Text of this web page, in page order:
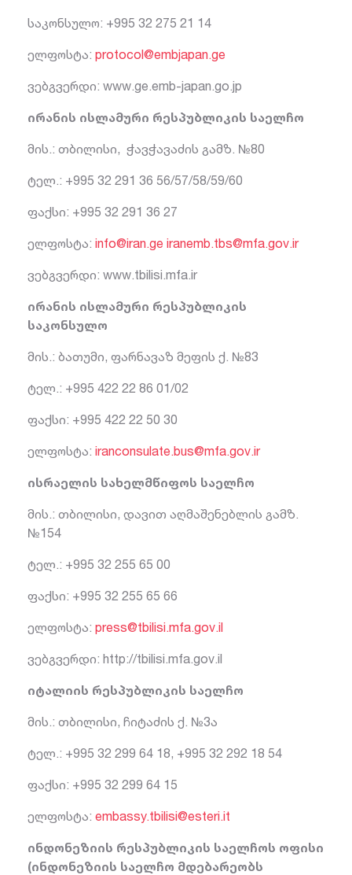
საკონსულო: +995 32 275 21 14
ელფოსტა: protocol@embjapan.ge
ვებგვერდი: www.ge.emb-japan.go.jp
ირანის ისლამური რესპუბლიკის საელჩო
მის.: თბილისი, ჭავჭავაძის გამზ. №80
ტელ.: +995 32 291 36 56/57/58/59/60
ფაქსი: +995 32 291 36 27
ელფოსტა: info@iran.ge iranemb.tbs@mfa.gov.ir
ვებგვერდი: www.tbilisi.mfa.ir
ირანის ისლამური რესპუბლიკის
საკონსულო
მის.: ბათუმი, ფარნავაზ მეფის ქ. №83
ტელ.: +995 422 22 86 01/02
ფაქსი: +995 422 22 50 30
ელფოსტა: iranconsulate.bus@mfa.gov.ir
ისრაელის სახელმწიფოს საელჩო
მის.: თბილისი, დავით აღმაშენებლის გამზ.
№154
ტელ.: +995 32 255 65 00
ფაქსი: +995 32 255 65 66
ელფოსტა: press@tbilisi.mfa.gov.il
ვებგვერდი: http://tbilisi.mfa.gov.il
იტალიის რესპუბლიკის საელჩო
მის.: თბილისი, ჩიტაძის ქ. №3ა
ტელ.: +995 32 299 64 18, +995 32 292 18 54
ფაქსი: +995 32 299 64 15
ელფოსტა: embassy.tbilisi@esteri.it
ინდონეზიის რესპუბლიკის საელჩოს ოფისი
(ინდონეზიის საელჩო მდებარეობს